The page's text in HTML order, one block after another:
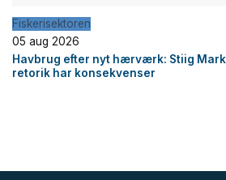
Fiskerisektoren
05 aug 2026
Havbrug efter nyt hærværk: Stiig
retorik har konsekvenser